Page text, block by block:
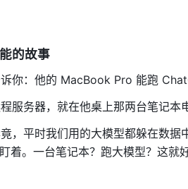
的故事
你：他的 MacBook Pro 能跑
服务器，就在他桌上那两台笔记
，平时我们用的大模型都躲在数据
着。一台笔记本？跑大模型？这就